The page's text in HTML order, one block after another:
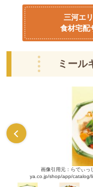
三河エ
食材宅配
ミール
画像引用元：らでぃっ
ya.co.jp/shop/app/catalog/